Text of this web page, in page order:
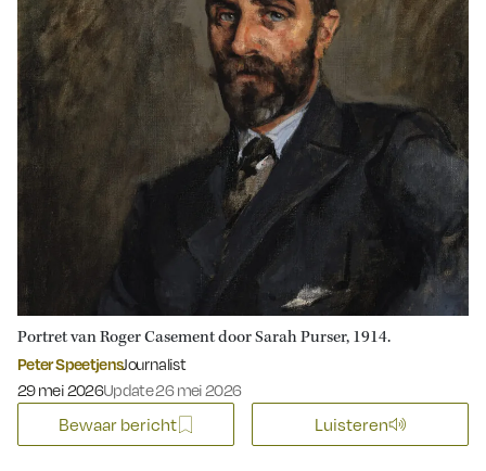
Portret van Roger Casement door Sarah Purser, 1914.
Peter SpeetjensJournalist
Gepubliceerd op:
29 mei 2026Update 26 mei 2026
Bewaar bericht Luisteren